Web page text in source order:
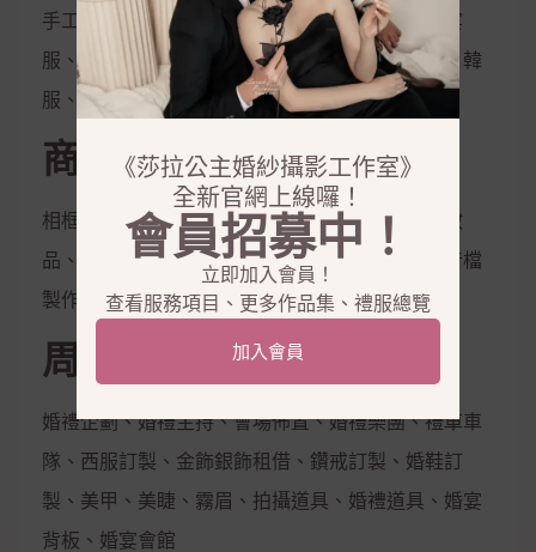
手工白紗、手工晚禮服、紳士西服、媽媽服、晚宴
服、伴娘服、孕婦禮服、秀和服、龍鳳掛、唐服、韓
服、花童服
商品銷售
相框、相本、雜誌本、喜帖、定妝液、控油保濕妝
品、隱形內衣、新娘捧花、拍照鮮花束，電子影音檔
製作
周邊合作
婚禮企劃、婚禮主持、會場佈置、婚禮樂團、禮車車
隊、西服訂製、金飾銀飾租借、鑽戒訂製、婚鞋訂
製、美甲、美睫、霧眉、拍攝道具、婚禮道具、婚宴
背板、婚宴會館
《莎拉公主婚紗攝影工作室》
全新官網上線囉！
會員招募中！
立即加入會員！
查看服務項目、更多作品集、禮服總覽
加入會員